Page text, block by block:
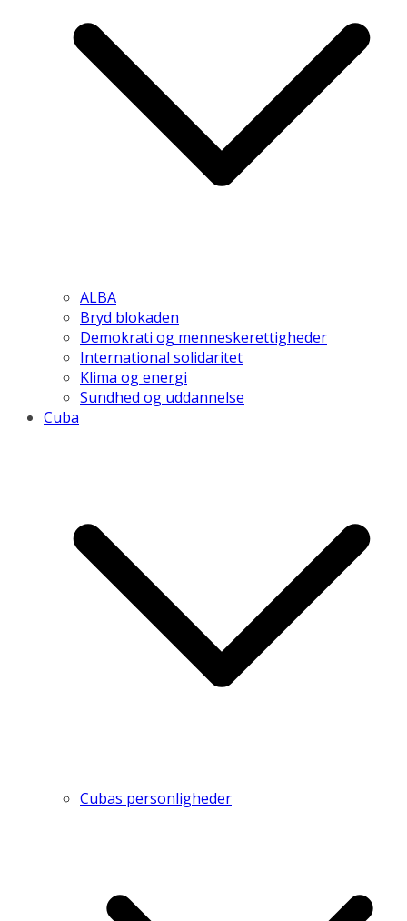
ALBA
Bryd blokaden
Demokrati og menneskerettigheder
International solidaritet
Klima og energi
Sundhed og uddannelse
Cuba
Cubas personligheder